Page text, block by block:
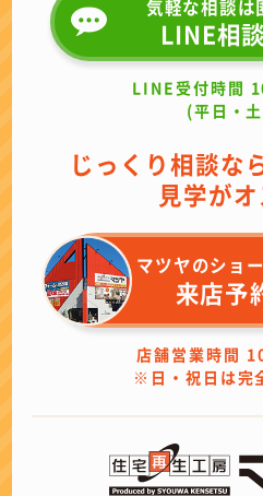
気軽な相談は
LINE相
LINE受付時間
(平日・
じっくり相談な
見学が
マツヤのショ
来店予
店舗営業時間
※日・祝日は完